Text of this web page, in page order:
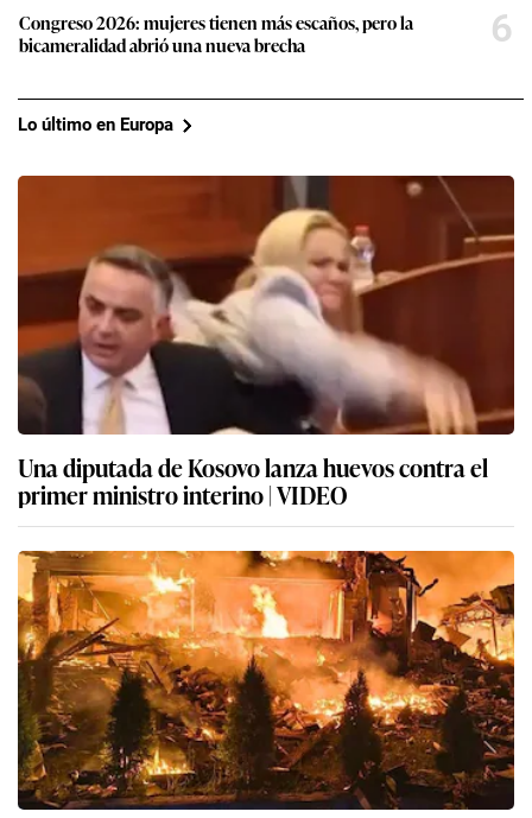
Congreso 2026: mujeres tienen más escaños, pero la
bicameralidad abrió una nueva brecha
6
Lo último en Europa
Una diputada de Kosovo lanza huevos contra el
primer ministro interino | VIDEO